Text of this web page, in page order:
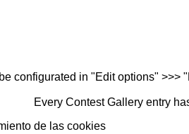
configurated in "Edit options" >>>
Every Contest Gallery entry
de las cookies